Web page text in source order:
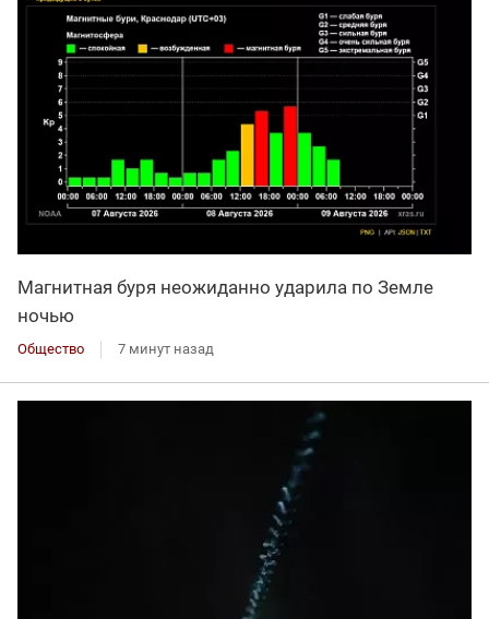
Магнитная буря неожиданно ударила по Земле
ночью
Общество 7 минут назад